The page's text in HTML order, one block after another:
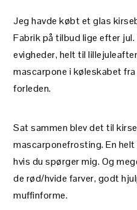
Jeg havde købt et glas
Fabrik på tilbud lige efter
evigheder, helt til
mascarpone i køleskabet
forleden.
Sat sammen blev det til
mascarponefrosting. En
hvis du spørger mig. Og
de rød/hvide farver, godt
muffinforme.